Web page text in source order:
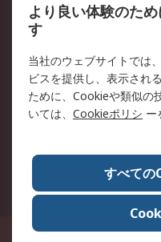
クッキーポリシー
RSについて
会社概要
プレスリリース＆お知
全世界のRS
ESGへの取り組み（英
〒240-0005 神奈川県横浜市保土
より良い体験のた
す
当社のウェブサイトでは
ビスを提供し、表示され
ために、Cookieや類似の
いては、 Cookieポリシ ー
すべての